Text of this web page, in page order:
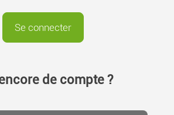
de compte ?